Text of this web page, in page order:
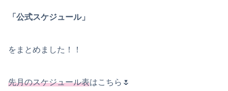
「公式スケジュール」
をまとめました！！
先月のスケジュール表はこちら🌷